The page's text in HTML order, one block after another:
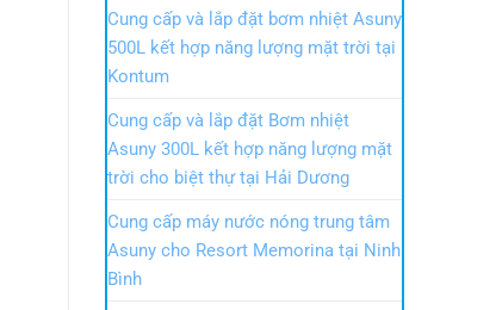
Cung cấp và lắp đặt bơm nhiệt Asuny
500L kết hợp năng lượng mặt trời tại
Kontum
Cung cấp và lắp đặt Bơm nhiệt
Asuny 300L kết hợp năng lượng mặt
trời cho biệt thự tại Hải Dương
Cung cấp máy nước nóng trung tâm
Asuny cho Resort Memorina tại Ninh
Bình